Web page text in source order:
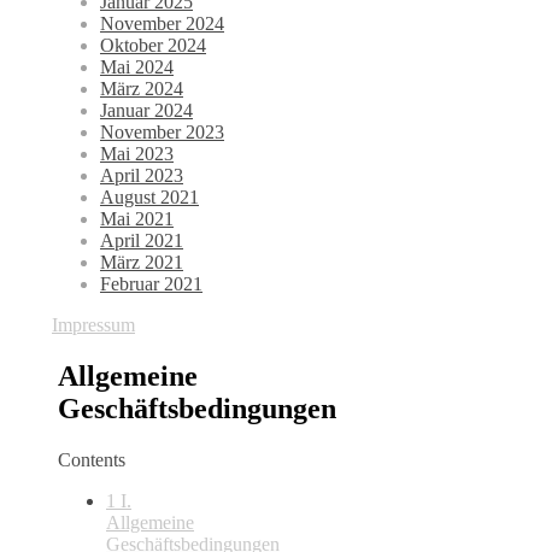
November 2024
Oktober 2024
Mai 2024
März 2024
Januar 2024
November 2023
Mai 2023
April 2023
August 2021
Mai 2021
April 2021
März 2021
Februar 2021
Impressum
Allgemeine
Geschäftsbedingungen
Contents
1 I.
Allgemeine
Geschäftsbedingungen